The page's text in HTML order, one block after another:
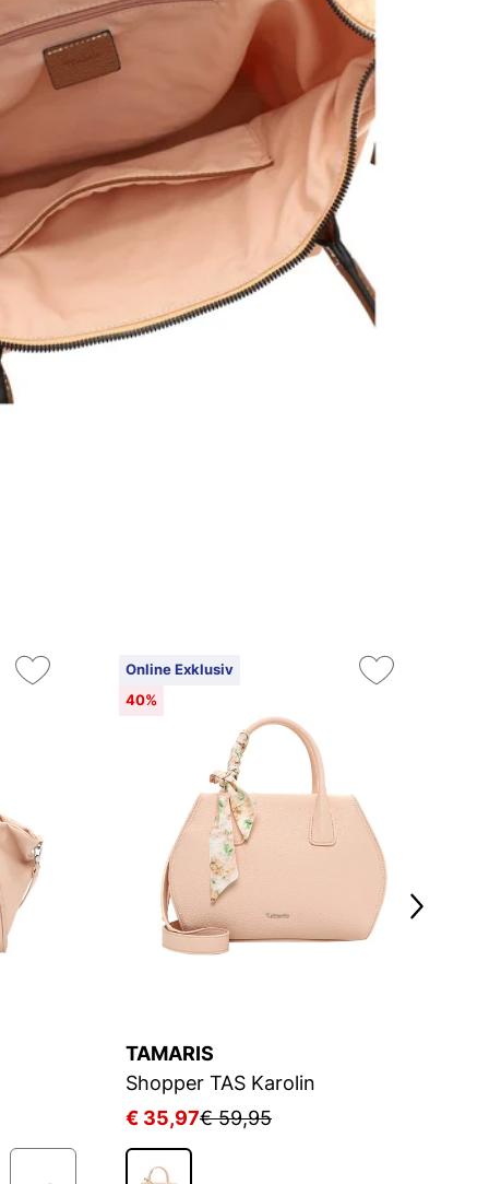
Online Exklusiv
40%
TAMARIS
Shopper TAS Karolin
€ 35,97€ 59,95